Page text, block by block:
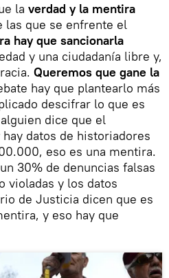
la verdad y la mentira
las que se enfrente el
hay que sancionarla
y una ciudadanía libre y,
Queremos que gane la
hay que plantearlo más
descifrar lo que es
dice que el
datos de historiadores
eso es una mentira.
30% de denuncias falsas
violadas y los datos
de Justicia dicen que es
y eso hay que